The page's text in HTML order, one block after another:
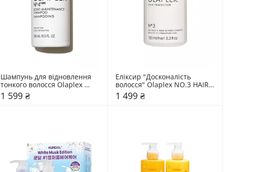
Шампунь для відновлення
тонкого волосся Olaplex
Nº4fine Bond Maintenance
Shampoo
1 599 ₴
Еліксир "Досконалість
волосся" Olaplex NO.3 HAIR
PERFECTOR
1 499 ₴